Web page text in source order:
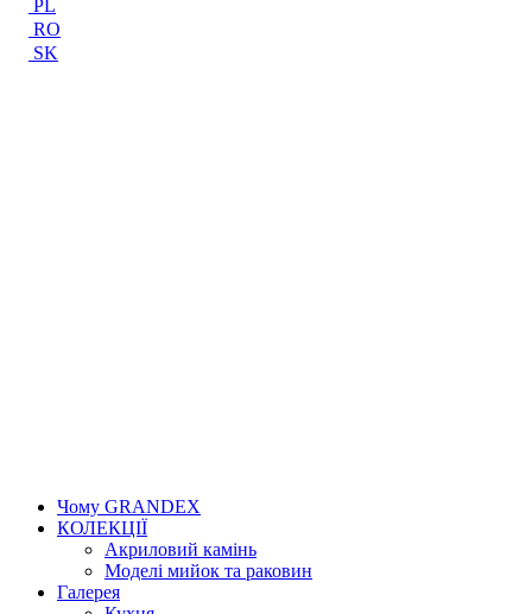
PL
RO
SK
Чому GRANDEX
КОЛЕКЦІЇ
Акриловий камінь
Моделі мийок та раковин
Галерея